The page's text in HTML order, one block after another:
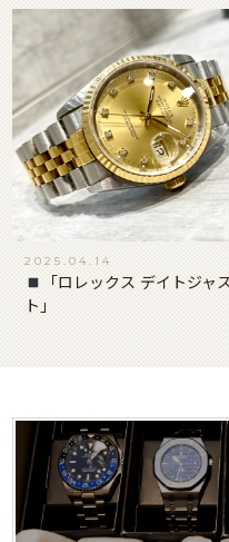
2025.04.14
「ロレックス デイトジャ
ト」